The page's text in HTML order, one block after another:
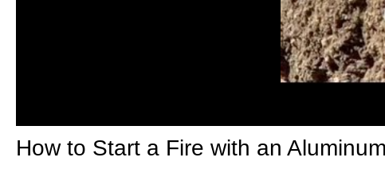
How to Start a Fire with an